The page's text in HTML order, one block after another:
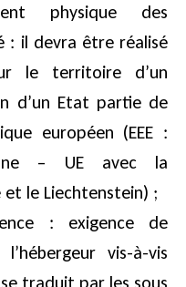
physique des
: il devra être réalisé
le territoire d’un
d’un Etat partie de
européen (EEE :
– UE avec la
et le Liechtenstein) ;
: exigence de
vis-à-vis